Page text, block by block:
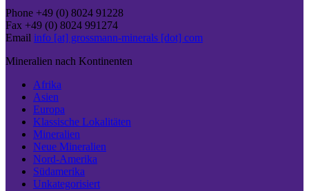
Phone +49 (0) 8024 91228
Fax +49 (0) 8024 991274
Email info [at] grossmann-minerals [dot] com
Mineralien nach Kontinenten
Afrika
Asien
Europa
Klassische Lokalitäten
Mineralien
Neue Mineralien
Nord-Amerika
Südamerika
Unkategorisiert